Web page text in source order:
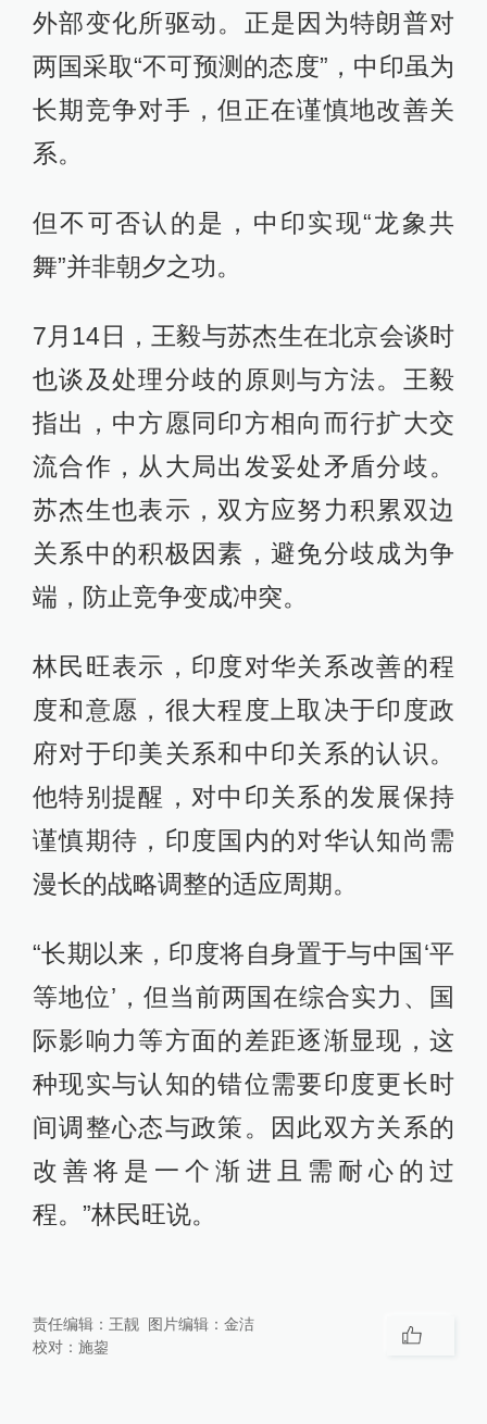
外部变化所驱动。正是因为特朗普对
两国采取“不可预测的态度”，中印虽为
长期竞争对手，但正在谨慎地改善关
系。
但不可否认的是，中印实现“龙象共
舞”并非朝夕之功。
7月14日，王毅与苏杰生在北京会谈时
也谈及处理分歧的原则与方法。王毅
指出，中方愿同印方相向而行扩大交
流合作，从大局出发妥处矛盾分歧。
苏杰生也表示，双方应努力积累双边
关系中的积极因素，避免分歧成为争
端，防止竞争变成冲突。
林民旺表示，印度对华关系改善的程
度和意愿，很大程度上取决于印度政
府对于印美关系和中印关系的认识。
他特别提醒，对中印关系的发展保持
谨慎期待，印度国内的对华认知尚需
漫长的战略调整的适应周期。
“长期以来，印度将自身置于与中国‘平
等地位’，但当前两国在综合实力、国
际影响力等方面的差距逐渐显现，这
种现实与认知的错位需要印度更长时
间调整心态与政策。因此双方关系的
改善将是一个渐进且需耐心的过
程。”林民旺说。
责任编辑： 王靓 图片编辑： 金洁
校对： 施鋆